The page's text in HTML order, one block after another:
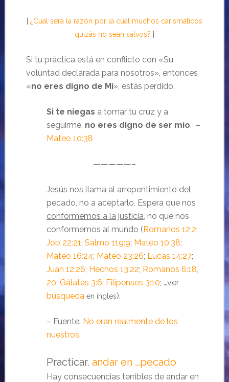
| ¿Cuál será la razón por la cual muchos carismáticos
quizás no sean salvos? |
Si tu práctica está en conflicto con «Su
voluntad declarada para nosotros», entonces
«no eres digno de Mí», estás perdido.
Si te niegas a tomar tu cruz y a
seguirme, no eres digno de ser mío. –
Mateo 10:38
—————–
Jesús nos llama al arrepentimiento del
pecado, no a aceptarlo. Espera que nos
conformemos a la justicia , no que nos
conformemos al mundo (Romanos 12:2;
Job 22:21 ; Salmo 119:9; Mateo 10:38;
Mateo 16:24; Mateo 23:26; Lucas 14:27;
Juan 12:26; Hechos 13:22; Romanos 6:18,
20; Gálatas 3:6; Filipenses 3:10; …ver
búsqueda en ingles).
– Fuente: No eran realmente de los
nuestros.
Practicar, andar en …pecado
Hay consecuencias terribles de andar en